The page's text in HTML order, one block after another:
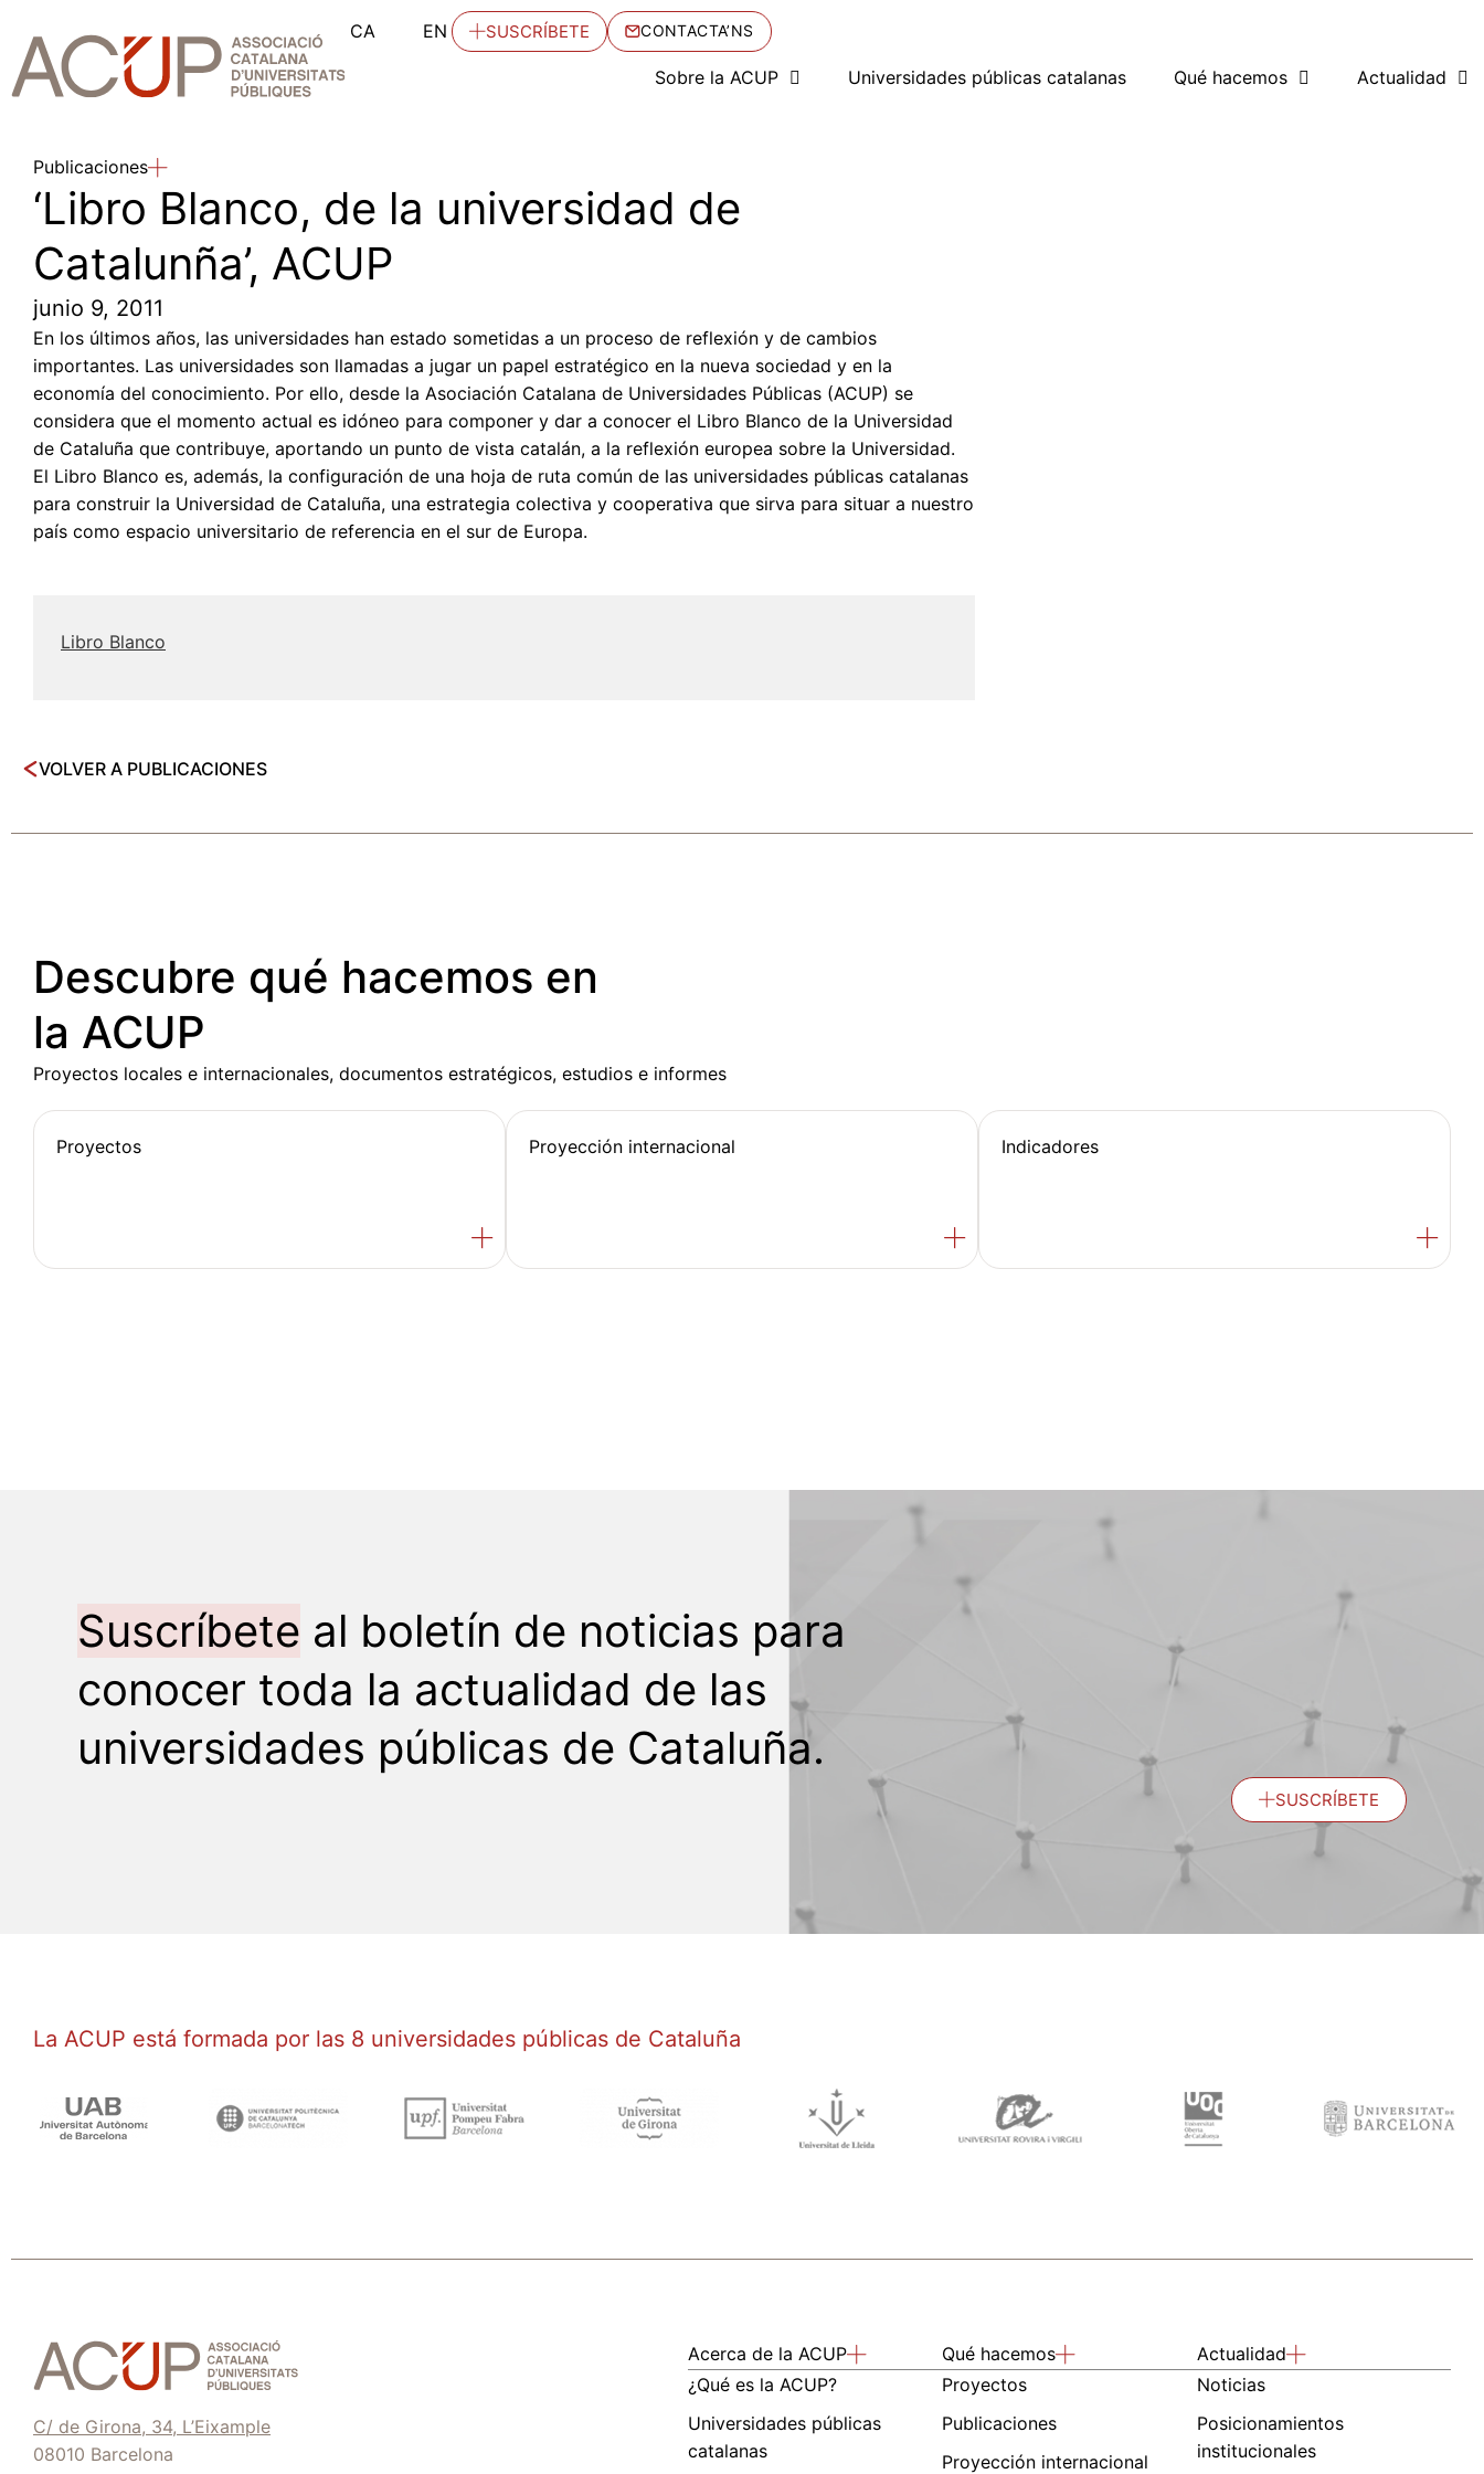
CA EN SUSCRÍBETE CONTACTA’NS
Sobre la ACUP Universidades públicas catalanas Qué hacemos Actualidad
Publicaciones
‘Libro Blanco, de la universidad de
Catalunña’, ACUP
junio 9, 2011
En los últimos años, las universidades han estado sometidas a un proceso de reflexión y de cambios
importantes. Las universidades son llamadas a jugar un papel estratégico en la nueva sociedad y en la
economía del conocimiento. Por ello, desde la Asociación Catalana de Universidades Públicas (ACUP) se
considera que el momento actual es idóneo para componer y dar a conocer el Libro Blanco de la Universidad
de Cataluña que contribuye, aportando un punto de vista catalán, a la reflexión europea sobre la Universidad.
El Libro Blanco es, además, la configuración de una hoja de ruta común de las universidades públicas catalanas
para construir la Universidad de Cataluña, una estrategia colectiva y cooperativa que sirva para situar a nuestro
país como espacio universitario de referencia en el sur de Europa.
Libro Blanco
VOLVER A PUBLICACIONES
Descubre qué hacemos en
la ACUP
Proyectos locales e internacionales, documentos estratégicos, estudios e informes
Proyectos Proyección internacional Indicadores
Suscríbete al boletín de noticias para
conocer toda la actualidad de las
universidades públicas de Cataluña.
SUSCRÍBETE
La ACUP está formada por las 8 universidades públicas de Cataluña
C/ de Girona, 34, L’Eixample
08010 Barcelona
Acerca de la ACUP
¿Qué es la ACUP?
Universidades públicas
catalanas
Qué hacemos
Proyectos
Publicaciones
Proyección internacional
Actualidad
Noticias
Posicionamientos
institucionales